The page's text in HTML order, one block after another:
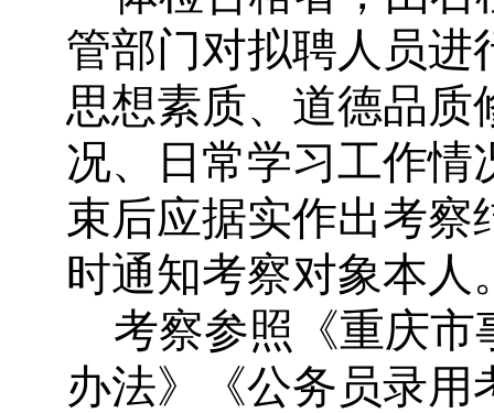
管部门对拟聘人员进
思想素质、道德品质
况、日常学习工作情
束后应据实作出考察
时通知考察对象本人
考察参照《重庆
办法》《公务员录